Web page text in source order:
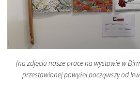
(na zdjęciu nasze prace na wystawie w
przestawionej powyżej począwszy od